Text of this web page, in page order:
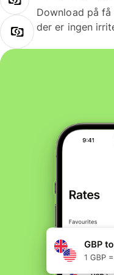
Download på
der er ingen